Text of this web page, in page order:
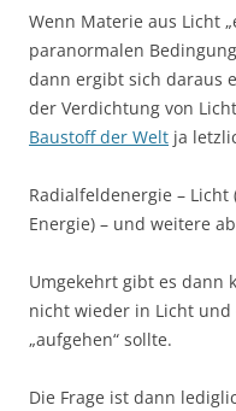
Wenn Materie aus Licht
paranormalen
dann ergibt sich daraus
der Verdichtung von
Baustoff der Welt ja
Radialfeldenergie –
Energie) – und weitere
Umgekehrt gibt es dann
nicht wieder in Licht
„aufgehen“ sollte.
Die Frage ist dann